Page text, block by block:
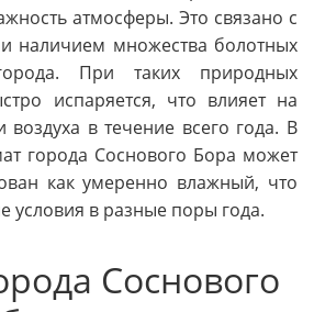
атмосферы. Это связано с
наличием множества болотных
При таких природных
испаряется, что влияет на
воздуха в течение всего года. В
города Соснового Бора может
как умеренно влажный, что
условия в разные поры года.
Соснового